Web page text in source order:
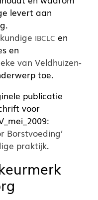
levert aan
IBCLC en
en
van Veldhuizen-
toe.
publicatie
voor
Borstvoeding’
praktijk.